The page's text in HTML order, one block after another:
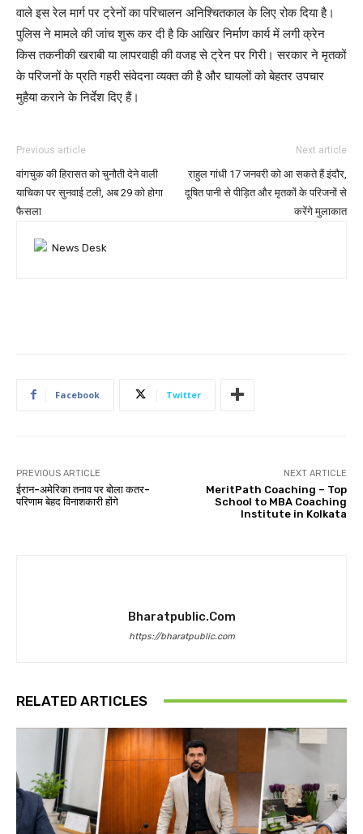
वाले इस रेल मार्ग पर ट्रेनों का परिचालन अनिश्चितकाल के लिए रोक दिया है।
पुलिस ने मामले की जांच शुरू कर दी है कि आखिर निर्माण कार्य में लगी क्रेन
किस तकनीकी खराबी या लापरवाही की वजह से ट्रेन पर गिरी। सरकार ने मृतकों
के परिजनों के प्रति गहरी संवेदना व्यक्त की है और घायलों को बेहतर उपचार
मुहैया कराने के निर्देश दिए हैं।
Previous article
वांगचुक की हिरासत को चुनौती देने वाली
याचिका पर सुनवाई टली, अब 29 को होगा
फैसला
Next article
राहुल गांधी 17 जनवरी को आ सकते हैं इंदौर,
दूषित पानी से पीड़ित और मृतकों के परिजनों से
करेंगे मुलाकात
Facebook Twitter
PREVIOUS ARTICLE
ईरान-अमेरिका तनाव पर बोला कतर-
परिणाम बेहद विनाशकारी होंगे
NEXT ARTICLE
MeritPath Coaching – Top
School to MBA Coaching
Institute in Kolkata
Bharatpublic.com
https://bharatpublic.com
RELATED ARTICLES